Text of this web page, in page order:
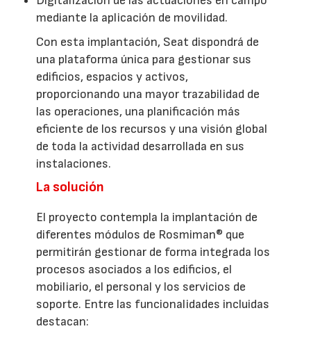
mediante la aplicación de movilidad.
Con esta implantación, Seat dispondrá de
una plataforma única para gestionar sus
edificios, espacios y activos,
proporcionando una mayor trazabilidad de
las operaciones, una planificación más
eficiente de los recursos y una visión global
de toda la actividad desarrollada en sus
instalaciones.
La solución
El proyecto contempla la implantación de
diferentes módulos de Rosmiman® que
permitirán gestionar de forma integrada los
procesos asociados a los edificios, el
mobiliario, el personal y los servicios de
soporte. Entre las funcionalidades incluidas
destacan: